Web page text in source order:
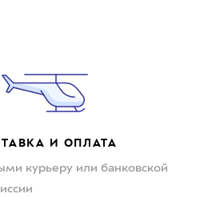
И ОПЛАТА
курьеру или банковской